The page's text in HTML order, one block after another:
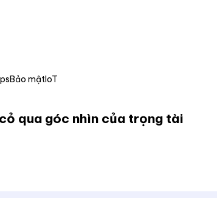
Bảo mậtIoT
qua góc nhìn của trọng tài